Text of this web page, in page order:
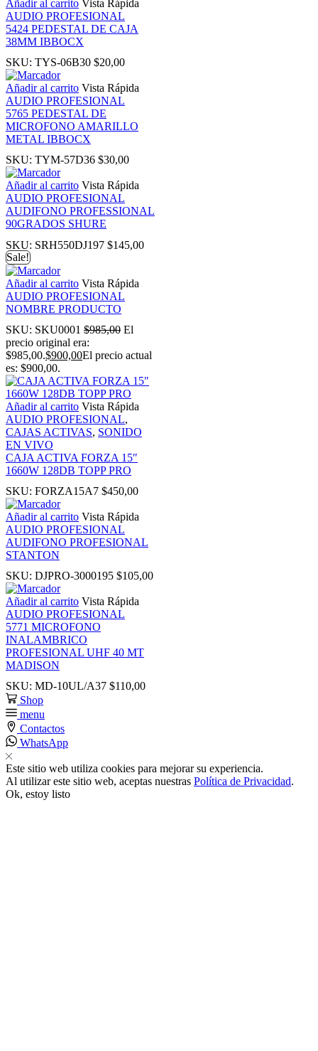
Panel
Panel
panel
panel
panel
Panel
panel
panel
Añadir al carrito Vista Rápida
AUDIO PROFESIONAL
5424 PEDESTAL DE CAJA
38MM IBBOCX
SKU: TYS-06B30 $20,00
Añadir al carrito Vista Rápida
AUDIO PROFESIONAL
5765 PEDESTAL DE
MICROFONO AMARILLO
METAL IBBOCX
SKU: TYM-57D36 $30,00
Añadir al carrito Vista Rápida
AUDIO PROFESIONAL
AUDIFONO PROFESSIONAL
90GRADOS SHURE
SKU: SRH550DJ197 $145,00
Sale!
Añadir al carrito Vista Rápida
AUDIO PROFESIONAL
NOMBRE PRODUCTO
SKU: SKU0001 $985,00 El
precio original era:
$985,00.$900,00El precio actual
es: $900,00.
Añadir al carrito Vista Rápida
AUDIO PROFESIONAL,
CAJAS ACTIVAS, SONIDO
EN VIVO
CAJA ACTIVA FORZA 15″
1660W 128DB TOPP PRO
SKU: FORZA15A7 $450,00
Añadir al carrito Vista Rápida
AUDIO PROFESIONAL
AUDIFONO PROFESIONAL
STANTON
SKU: DJPRO-3000195 $105,00
Añadir al carrito Vista Rápida
AUDIO PROFESIONAL
5771 MICROFONO
INALAMBRICO
PROFESIONAL UHF 40 MT
MADISON
SKU: MD-10UL/A37 $110,00
Shop
menu
Contactos
WhatsApp
Este sitio web utiliza cookies para mejorar su experiencia.
Al utilizar este sitio web, aceptas nuestras Política de Privacidad.
Ok, estoy listo